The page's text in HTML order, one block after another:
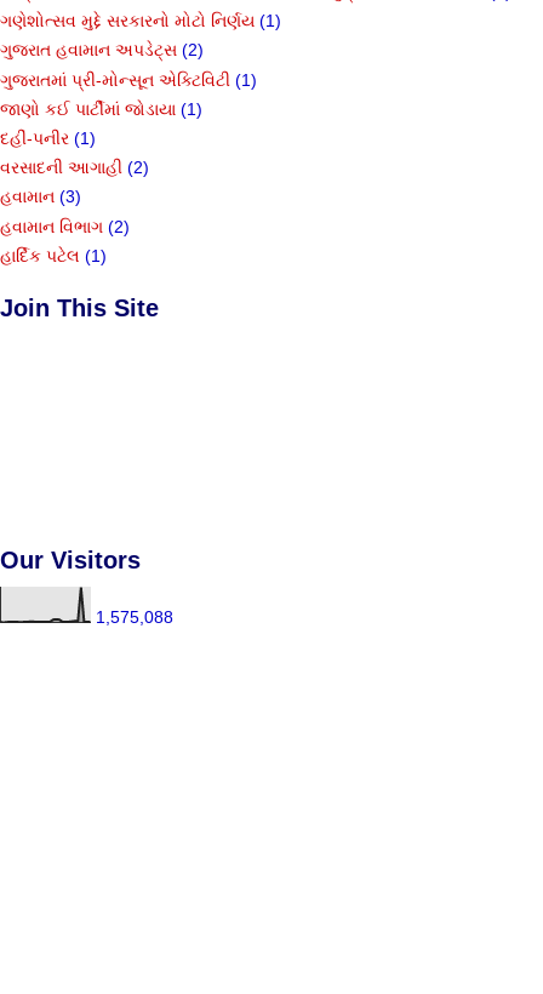
ગણેશોત્સવ મુદ્દે સરકારનો મોટો નિર્ણય (1)
ગુજરાત હવામાન અપડેટ્સ (2)
ગુજરાતમાં પ્રી-મોન્સૂન એક્ટિવિટી (1)
જાણો કઈ પાર્ટીમાં જોડાયા (1)
દહીં-પનીર (1)
વરસાદની આગાહી (2)
હવામાન (3)
હવામાન વિભાગ (2)
હાર્દિક પટેલ (1)
Join This Site
Our Visitors
1,575,088